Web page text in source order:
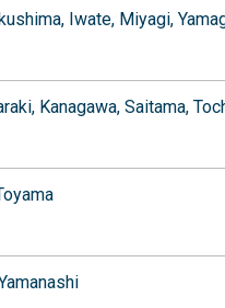
Iwate Miyagi
Kanagawa Saitama